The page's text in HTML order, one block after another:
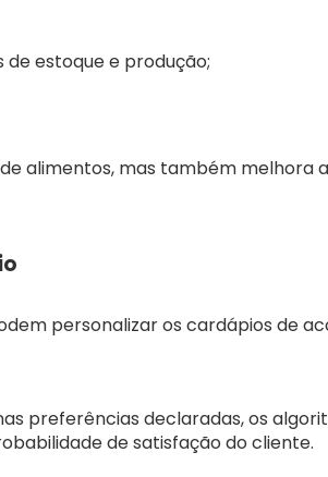
estoque e produção;
alimentos, mas também melhora
personalizar os cardápios de
preferências declaradas, os
de satisfação do cliente.